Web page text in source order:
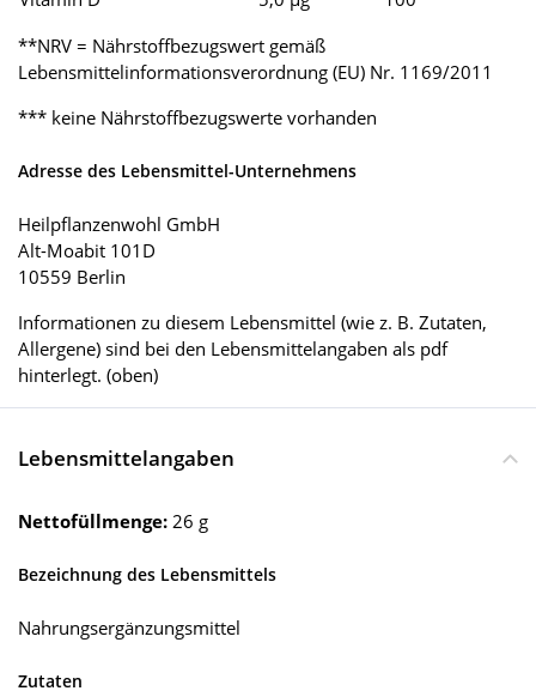
**NRV = Nährstoffbezugswert gemäß
Lebensmittelinformationsverordnung (EU) Nr. 1169/2011
*** keine Nährstoffbezugswerte vorhanden
Adresse des Lebensmittel-Unternehmens
Heilpflanzenwohl GmbH
Alt-Moabit 101D
10559 Berlin
Informationen zu diesem Lebensmittel (wie z. B. Zutaten,
Allergene) sind bei den Lebensmittelangaben als pdf
hinterlegt. (oben)
Lebensmittelangaben
Nettofüllmenge: 26 g
Bezeichnung des Lebensmittels
Nahrungsergänzungsmittel
Zutaten